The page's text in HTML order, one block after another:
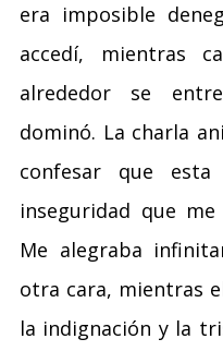
era imposible
accedí, mientras
alrededor se
dominó. La charla
confesar que
inseguridad que
Me alegraba
otra cara, mientras
la indignación y la